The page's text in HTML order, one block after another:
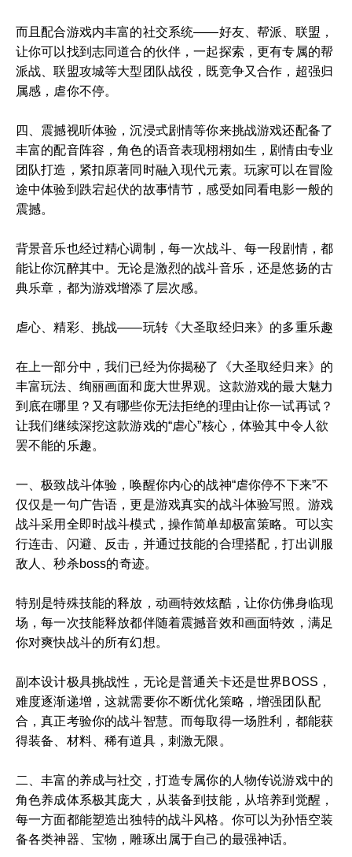
而且配合游戏内丰富的社交系统——好友、帮派、联盟，
让你可以找到志同道合的伙伴，一起探索，更有专属的帮
派战、联盟攻城等大型团队战役，既竞争又合作，超强归
属感，虐你不停。
四、震撼视听体验，沉浸式剧情等你来挑战游戏还配备了
丰富的配音阵容，角色的语音表现栩栩如生，剧情由专业
团队打造，紧扣原著同时融入现代元素。玩家可以在冒险
途中体验到跌宕起伏的故事情节，感受如同看电影一般的
震撼。
背景音乐也经过精心调制，每一次战斗、每一段剧情，都
能让你沉醉其中。无论是激烈的战斗音乐，还是悠扬的古
典乐章，都为游戏增添了层次感。
虐心、精彩、挑战——玩转《大圣取经归来》的多重乐趣
在上一部分中，我们已经为你揭秘了《大圣取经归来》的
丰富玩法、绚丽画面和庞大世界观。这款游戏的最大魅力
到底在哪里？又有哪些你无法拒绝的理由让你一试再试？
让我们继续深挖这款游戏的“虐心”核心，体验其中令人欲
罢不能的乐趣。
一、极致战斗体验，唤醒你内心的战神“虐你停不下来”不
仅仅是一句广告语，更是游戏真实的战斗体验写照。游戏
战斗采用全即时战斗模式，操作简单却极富策略。可以实
行连击、闪避、反击，并通过技能的合理搭配，打出训服
敌人、秒杀boss的奇迹。
特别是特殊技能的释放，动画特效炫酷，让你仿佛身临现
场，每一次技能释放都伴随着震撼音效和画面特效，满足
你对爽快战斗的所有幻想。
副本设计极具挑战性，无论是普通关卡还是世界BOSS，
难度逐渐递增，这就需要你不断优化策略，增强团队配
合，真正考验你的战斗智慧。而每取得一场胜利，都能获
得装备、材料、稀有道具，刺激无限。
二、丰富的养成与社交，打造专属你的人物传说游戏中的
角色养成体系极其庞大，从装备到技能，从培养到觉醒，
每一方面都能塑造出独特的战斗风格。你可以为孙悟空装
备各类神器、宝物，雕琢出属于自己的最强神话。